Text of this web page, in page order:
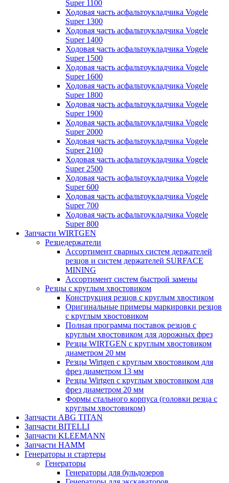
Super 1100
Ходовая часть асфальтоукладчика Vogele
Super 1300
Ходовая часть асфальтоукладчика Vogele
Super 1400
Ходовая часть асфальтоукладчика Vogele
Super 1500
Ходовая часть асфальтоукладчика Vogele
Super 1600
Ходовая часть асфальтоукладчика Vogele
Super 1800
Ходовая часть асфальтоукладчика Vogele
Super 1900
Ходовая часть асфальтоукладчика Vogele
Super 2000
Ходовая часть асфальтоукладчика Vogele
Super 2100
Ходовая часть асфальтоукладчика Vogele
Super 2500
Ходовая часть асфальтоукладчика Vogele
Super 600
Ходовая часть асфальтоукладчика Vogele
Super 700
Ходовая часть асфальтоукладчика Vogele
Super 800
Запчасти WIRTGEN
Резцедержатели
Ассортимент сварных систем держателей
резцов и систем держателей SURFACE
MINING
Ассортимент систем быстрой замены
Резцы с круглым хвостовиком
Конструкция резцов с круглым хвостиком
Оригинальные примеры маркировки резцов
с круглым хвостовиком
Полная программа поставок резцов с
круглым хвостовиком для дорожных фрез
Резцы WIRTGEN с круглым хвостовиком
диаметром 20 мм
Резцы Wirtgen с круглым хвостовиком для
фрез диаметром 13 мм
Резцы Wirtgen с круглым хвостовиком для
фрез диаметром 20 мм
Формы стального корпуса (головки резца с
круглым хвостовиком)
Запчасти ABG TITAN
Запчасти BITELLI
Запчасти KLEEMANN
Запчасти HAMM
Генераторы и стартеры
Генераторы
Генераторы для бульдозеров